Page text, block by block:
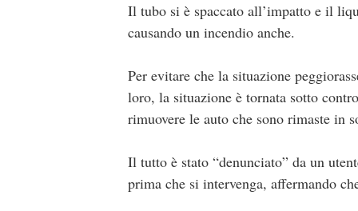
Il tubo si è spaccato all’impatto e il
causando un incendio anche.
Per evitare che la situazione
loro, la situazione è tornata sotto
rimuovere le auto che sono rimaste in
Il tutto è stato “denunciato” da un
prima che si intervenga, affermando